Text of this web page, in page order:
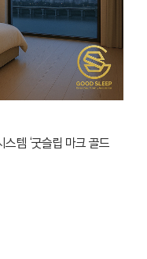
스템 ‘굿슬립 마크 골드